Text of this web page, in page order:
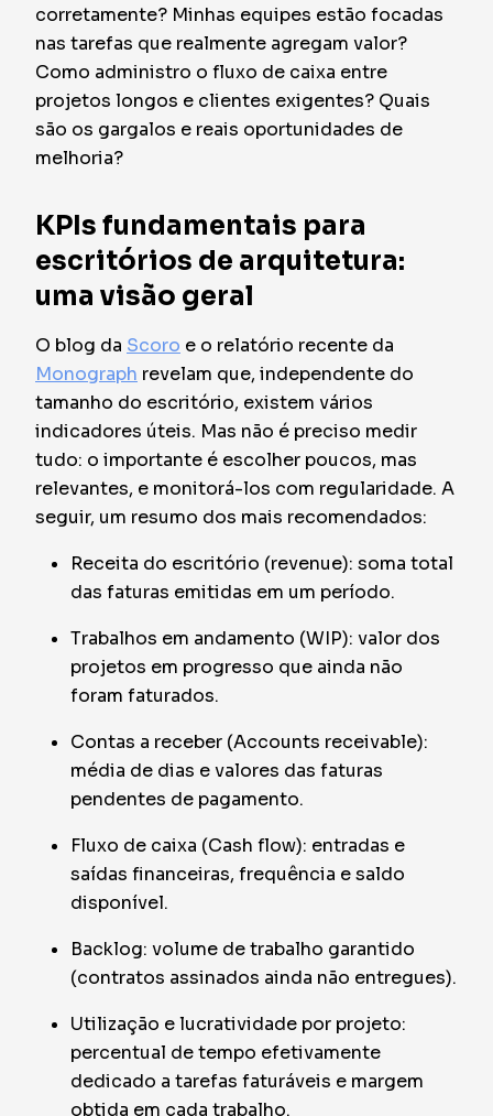
corretamente? Minhas equipes estão focadas
nas tarefas que realmente agregam valor?
Como administro o fluxo de caixa entre
projetos longos e clientes exigentes? Quais
são os gargalos e reais oportunidades de
melhoria?
KPIs fundamentais para
escritórios de arquitetura:
uma visão geral
O blog da Scoro e o relatório recente da
Monograph revelam que, independente do
tamanho do escritório, existem vários
indicadores úteis. Mas não é preciso medir
tudo: o importante é escolher poucos, mas
relevantes, e monitorá-los com regularidade. A
seguir, um resumo dos mais recomendados:
Receita do escritório (revenue): soma total
das faturas emitidas em um período.
Trabalhos em andamento (WIP): valor dos
projetos em progresso que ainda não
foram faturados.
Contas a receber (Accounts receivable):
média de dias e valores das faturas
pendentes de pagamento.
Fluxo de caixa (Cash flow): entradas e
saídas financeiras, frequência e saldo
disponível.
Backlog: volume de trabalho garantido
(contratos assinados ainda não entregues).
Utilização e lucratividade por projeto:
percentual de tempo efetivamente
dedicado a tarefas faturáveis e margem
obtida em cada trabalho.